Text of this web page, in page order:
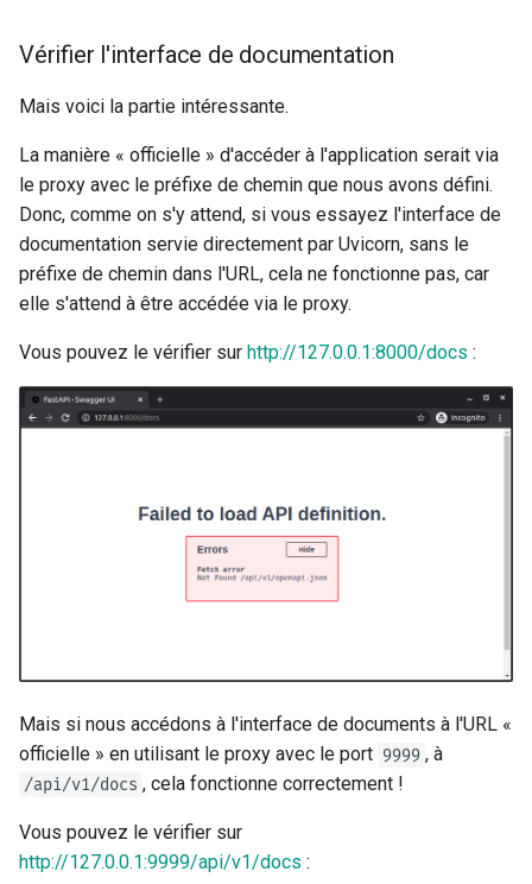
Vérifier l'interface de documentation
Mais voici la partie intéressante. ✨
La manière « officielle » d'accéder à l'application serait via
le proxy avec le préfixe de chemin que nous avons défini.
Donc, comme on s'y attend, si vous essayez l'interface de
documentation servie directement par Uvicorn, sans le
préfixe de chemin dans l'URL, cela ne fonctionne pas, car
elle s'attend à être accédée via le proxy.
Vous pouvez le vérifier sur http://127.0.0.1:8000/docs :
Mais si nous accédons à l'interface de documents à l'URL «
officielle » en utilisant le proxy avec le port 9999 , à
/api/v1/docs , cela fonctionne correctement ! 🎉
Vous pouvez le vérifier sur
http://127.0.0.1:9999/api/v1/docs :